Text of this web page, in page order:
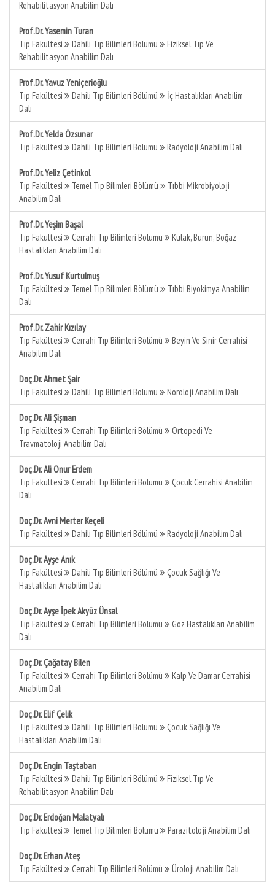
Rehabilitasyon Anabilim Dalı
Prof.Dr. Yasemin Turan
Tıp Fakültesi
Dahili Tıp Bilimleri Bölümü
Fiziksel Tıp Ve
Rehabilitasyon Anabilim Dalı
Prof.Dr. Yavuz Yeniçerioğlu
Tıp Fakültesi
Dahili Tıp Bilimleri Bölümü
İç Hastalıkları Anabilim
Dalı
Prof.Dr. Yelda Özsunar
Tıp Fakültesi
Dahili Tıp Bilimleri Bölümü Radyoloji Anabilim Dalı
Prof.Dr. Yeliz Çetinkol
Tıp Fakültesi
Temel Tıp Bilimleri Bölümü
Tıbbi Mikrobiyoloji
Anabilim Dalı
Prof.Dr. Yeşim Başal
Tıp Fakültesi
Cerrahi Tıp Bilimleri Bölümü
Kulak, Burun, Boğaz
Hastalıkları Anabilim Dalı
Prof.Dr. Yusuf Kurtulmuş
Tıp Fakültesi
Temel Tıp Bilimleri Bölümü
Tıbbi Biyokimya Anabilim
Dalı
Prof.Dr. Zahir Kızılay
Tıp Fakültesi
Cerrahi Tıp Bilimleri Bölümü
Beyin Ve Sinir Cerrahisi
Anabilim Dalı
Doç.Dr. Ahmet Şair
Tıp Fakültesi
Dahili Tıp Bilimleri Bölümü Nöroloji Anabilim Dalı
Doç.Dr. Ali Şişman
Tıp Fakültesi
Cerrahi Tıp Bilimleri Bölümü
Ortopedi Ve
Travmatoloji Anabilim Dalı
Doç.Dr. Ali Onur Erdem
Tıp Fakültesi
Cerrahi Tıp Bilimleri Bölümü
Çocuk Cerrahisi Anabilim
Dalı
Doç.Dr. Avni Merter Keçeli
Tıp Fakültesi
Dahili Tıp Bilimleri Bölümü Radyoloji Anabilim Dalı
Doç.Dr. Ayşe Anık
Tıp Fakültesi
Dahili Tıp Bilimleri Bölümü
Çocuk Sağlığı Ve
Hastalıkları Anabilim Dalı
Doç.Dr. Ayşe İpek Akyüz Ünsal
Tıp Fakültesi
Cerrahi Tıp Bilimleri Bölümü
Göz Hastalıkları Anabilim
Dalı
Doç.Dr. Çağatay Bilen
Tıp Fakültesi
Cerrahi Tıp Bilimleri Bölümü
Kalp Ve Damar Cerrahisi
Anabilim Dalı
Doç.Dr. Elif Çelik
Tıp Fakültesi
Dahili Tıp Bilimleri Bölümü
Çocuk Sağlığı Ve
Hastalıkları Anabilim Dalı
Doç.Dr. Engin Taştaban
Tıp Fakültesi
Dahili Tıp Bilimleri Bölümü
Fiziksel Tıp Ve
Rehabilitasyon Anabilim Dalı
Doç.Dr. Erdoğan Malatyalı
Tıp Fakültesi
Temel Tıp Bilimleri Bölümü Parazitoloji Anabilim Dalı
Doç.Dr. Erhan Ateş
Tıp Fakültesi
Cerrahi Tıp Bilimleri Bölümü Üroloji Anabilim Dalı